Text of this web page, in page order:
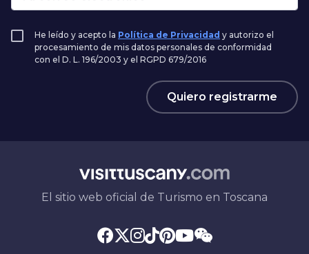
He leído y acepto la Política de Privacidad y autorizo el
procesamiento de mis datos personales de conformidad
con el D. L. 196/2003 y el RGPD 679/2016
Quiero registrarme
El sitio web oficial de Turismo en Toscana